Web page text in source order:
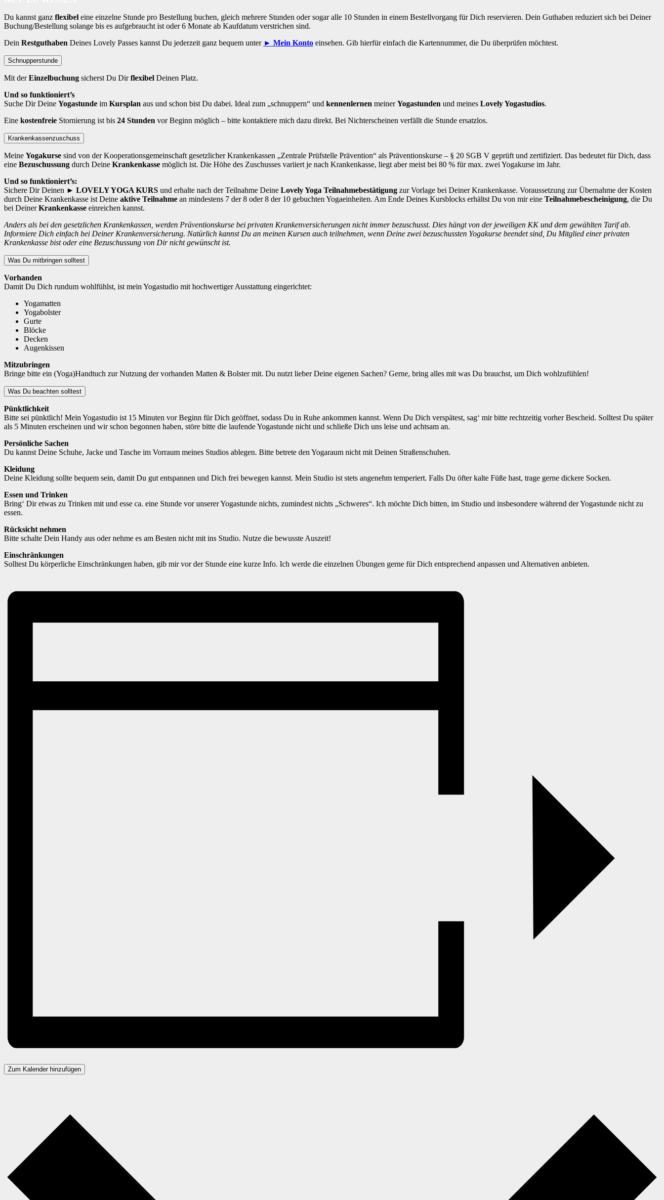
Du kannst ganz flexibel eine einzelne Stunde pro Bestellung buchen, gleich mehrere Stunden oder sogar alle 10 Stunden in einem Bestellvorgang für Dich reservieren. Dein Guthaben reduziert sich bei Deiner
Buchung/Bestellung solange bis es aufgebraucht ist oder 6 Monate ab Kaufdatum verstrichen sind.
Dein Restguthaben Deines Lovely Passes kannst Du jederzeit ganz bequem unter ► Mein Konto einsehen. Gib hierfür einfach die Kartennummer, die Du überprüfen möchtest.
Schnupperstunde
Mit derEinzelbuchung sicherst Du Dirflexibel Deinen Platz.
Und so funktioniert’s
Suche Dir Deine Yogastunde im Kursplan aus und schon bist Du dabei. Ideal zum „schnuppern“ und kennenlernen meinerYogastunden und meines Lovely Yogastudios.
Eine kostenfreie Stornierung ist bis 24 Stunden vor Beginn möglich – bitte kontaktiere mich dazu direkt. Bei Nichterscheinen verfällt die Stunde ersatzlos.
Krankenkassenzuschuss
Meine Yogakurse sind von der Kooperationsgemeinschaft gesetzlicher Krankenkassen „Zentrale Prüfstelle Prävention“ als Präventionskurse – § 20 SGB V geprüft und zertifiziert. Das bedeutet für Dich, dass
eine Bezuschussung durch Deine Krankenkasse möglich ist. Die Höhe des Zuschusses variiert je nach Krankenkasse, liegt aber meist bei 80 % für max. zwei Yogakurse im Jahr.
Und so funktioniert’s:
Sichere Dir Deinen ► LOVELY YOGA KURS und erhalte nach der Teilnahme Deine Lovely Yoga Teilnahmebestätigung zur Vorlage bei Deiner Krankenkasse. Voraussetzung zur Übernahme der Kosten
durch Deine Krankenkasse ist Deine aktive Teilnahme an mindestens 7 der 8 oder 8 der 10 gebuchten Yogaeinheiten. Am Ende Deines Kursblocks erhältst Du von mir eine Teilnahmebescheinigung, die Du
bei DeinerKrankenkasse einreichen kannst.
Anders als bei den gesetzlichen Krankenkassen, werden Präventionskurse bei privaten Krankenversicherungen nicht immer bezuschusst. Dies hängt von der jeweiligen KK und dem gewählten Tarif ab.
Informiere Dich einfach bei Deiner Krankenversicherung. Natürlich kannst Du an meinen Kursen auch teilnehmen, wenn Deine zwei bezuschussten Yogakurse beendet sind, Du Mitglied einer privaten
Krankenkasse bist oder eine Bezuschussung von Dir nicht gewünscht ist.
Was Du mitbringen solltest
Vorhanden
Damit Du Dich rundum wohlfühlst, ist mein Yogastudio mit hochwertiger Ausstattung eingerichtet:
Yogamatten
Yogabolster
Gurte
Blöcke
Decken
Augenkissen
Mitzubringen
Bringe bitte ein (Yoga)Handtuch zur Nutzung der vorhanden Matten & Bolster mit. Du nutzt lieber Deine eigenen Sachen? Gerne, bring alles mit was Du brauchst, um Dich wohlzufühlen!
Was Du beachten solltest
Pünktlichkeit
Bitte sei pünktlich! Mein Yogastudio ist 15 Minuten vor Beginn für Dich geöffnet, sodass Du in Ruhe ankommen kannst. Wenn Du Dich verspätest, sag‘ mir bitte rechtzeitig vorher Bescheid. Solltest Du später
als 5 Minuten erscheinen und wir schon begonnen haben, störe bitte die laufende Yogastunde nicht und schließe Dich uns leise und achtsam an.
Persönliche Sachen
Du kannst Deine Schuhe, Jacke und Tasche im Vorraum meines Studios ablegen. Bitte betrete den Yogaraum nicht mit Deinen Straßenschuhen.
Kleidung
Deine Kleidung sollte bequem sein, damit Du gut entspannen und Dich frei bewegen kannst. Mein Studio ist stets angenehm temperiert. Falls Du öfter kalte Füße hast, trage gerne dickere Socken.
Essen und Trinken
Bring‘ Dir etwas zu Trinken mit und esse ca. eine Stunde vor unserer Yogastunde nichts, zumindest nichts „Schweres“. Ich möchte Dich bitten, im Studio und insbesondere während der Yogastunde nicht zu
essen.
Rücksicht nehmen
Bitte schalte Dein Handy aus oder nehme es am Besten nicht mit ins Studio. Nutze die bewusste Auszeit!
Einschränkungen
Solltest Du körperliche Einschränkungen haben, gib mir vor der Stunde eine kurze Info. Ich werde die einzelnen Übungen gerne für Dich entsprechend anpassen und Alternativen anbieten.
Zum Kalender hinzufügen